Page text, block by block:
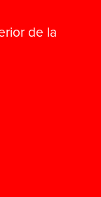
de la